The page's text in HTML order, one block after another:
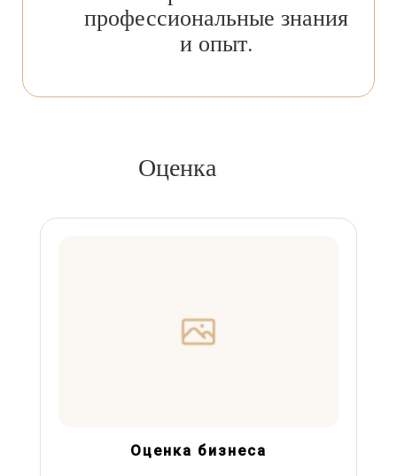
профессиональные знания
и опыт.
Оценка
Оценка бизнеса